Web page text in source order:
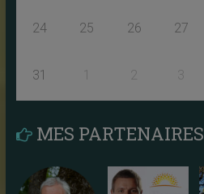
24 25 26 27
31 2 3
MES PARTENAIRES